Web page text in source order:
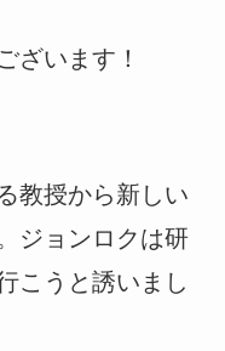
ざいます！
教授から新しい
ジョンロクは研
こうと誘いまし